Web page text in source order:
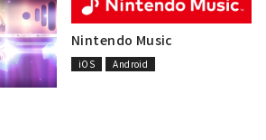
Nintendo Music
iOS Android